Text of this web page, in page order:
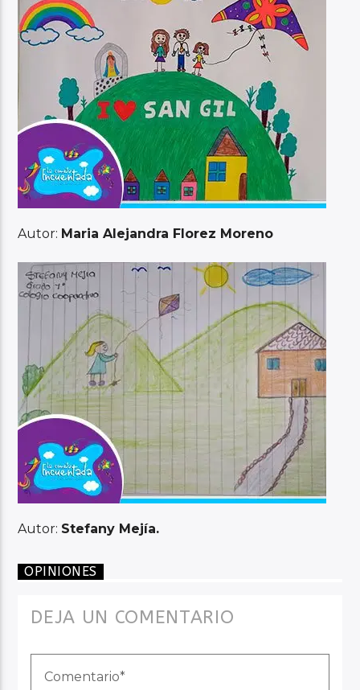
Autor: Maria Alejandra Florez Moreno
Autor: Stefany Mejía.
OPINIONES
DEJA UN COMENTARIO